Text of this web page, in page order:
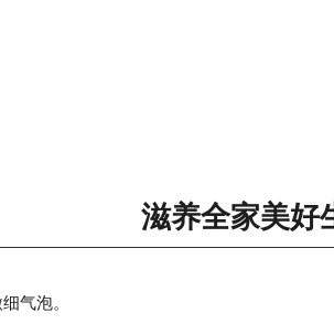
滋养全家美好
气泡。